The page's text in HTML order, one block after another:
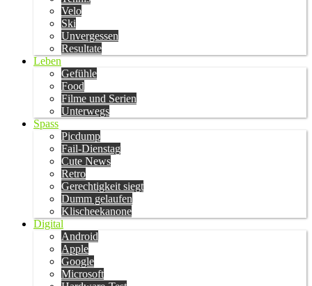
Velo
Ski
Unvergessen
Resultate
Leben
Gefühle
Food
Filme und Serien
Unterwegs
Spass
Picdump
Fail-Dienstag
Cute News
Retro
Gerechtigkeit siegt
Dumm gelaufen
Klischeekanone
Digital
Android
Apple
Google
Microsoft